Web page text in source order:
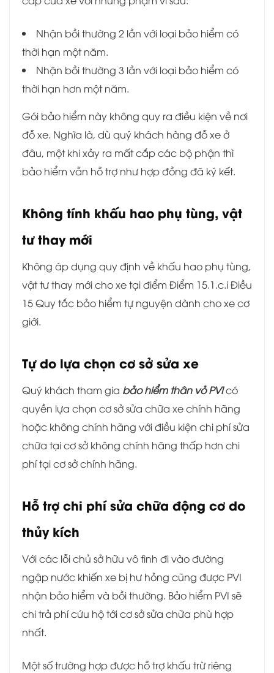
Nhận bồi thường 2 lần với loại bảo hiểm có
thời hạn một năm.
Nhận bồi thường 3 lần với loại bảo hiểm có
thời hạn hơn một năm.
Gói bảo hiểm này không quy ra điều kiện về nơi
đỗ xe. Nghĩa là, dù quý khách hàng đỗ xe ở
đâu, một khi xảy ra mất cắp các bộ phận thì
bảo hiểm vẫn hỗ trợ như hợp đồng đã ký kết.
Không tính khấu hao phụ tùng, vật
tư thay mới
Không áp dụng quy định về khấu hao phụ tùng,
vật tư thay mới cho xe tại điểm Điểm 15.1.c.i Điều
15 Quy tắc bảo hiểm tự nguyện dành cho xe cơ
giới.
Tự do lựa chọn cơ sở sửa xe
Quý khách tham gia bảo hiểm thân vỏ PVIcó
quyền lựa chọn cơ sở sửa chữa xe chính hãng
hoặc không chính hãng với điều kiện chi phí sửa
chữa tại cơ sở không chính hãng thấp hơn chi
phí tại cơ sở chính hãng.
Hỗ trợ chi phí sửa chữa động cơ do
thủy kích
Với các lỗi chủ sở hữu vô tình đi vào đường
ngập nước khiến xe bị hư hỏng cũng được PVI
nhận bảo hiểm và bồi thường. Bảo hiểm PVI sẽ
chi trả phí cứu hộ tới cơ sở sửa chữa phù hợp
nhất.
Một số trường hợp được hỗ trợ khấu trừ riêng